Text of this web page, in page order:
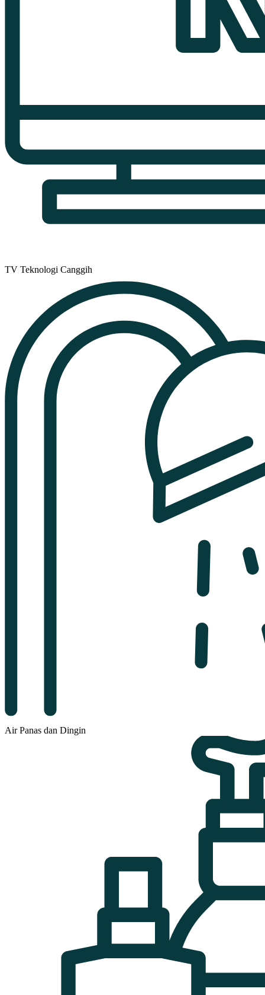
TV Teknologi Canggih
Air Panas dan Dingin